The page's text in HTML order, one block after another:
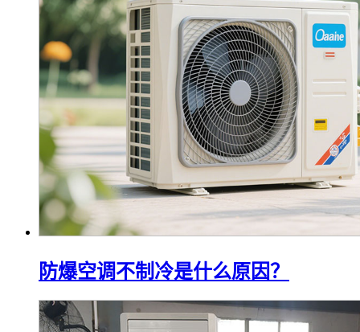
防爆空调不制冷是什么原因？